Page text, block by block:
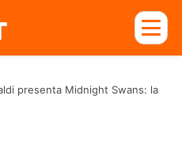
presenta Midnight Swans: la